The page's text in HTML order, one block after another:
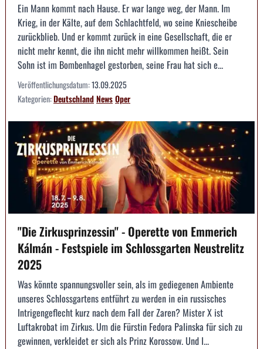
Ein Mann kommt nach Hause. Er war lange weg, der Mann. Im
Krieg, in der Kälte, auf dem Schlachtfeld, wo seine Kniescheibe
zurückblieb. Und er kommt zurück in eine Gesellschaft, die er
nicht mehr kennt, die ihn nicht mehr willkommen heißt. Sein
Sohn ist im Bombenhagel gestorben, seine Frau hat sich e...
Veröffentlichungsdatum:13.09.2025
Kategorien:DeutschlandNewsOper
"Die Zirkusprinzessin" - Operette von Emmerich
Kálmán - Festspiele im Schlossgarten Neustrelitz
2025
Was könnte spannungsvoller sein, als im gediegenen Ambiente
unseres Schlossgartens entführt zu werden in ein russisches
Intrigengeflecht kurz nach dem Fall der Zaren? Mister X ist
Luftakrobat im Zirkus. Um die Fürstin Fedora Palinska für sich zu
gewinnen, verkleidet er sich als Prinz Korossow. Und l...